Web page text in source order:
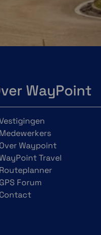
WayPoint
Medewerkers
Over Waypoint
Travel
Routeplanner
GPS Forum
Contact